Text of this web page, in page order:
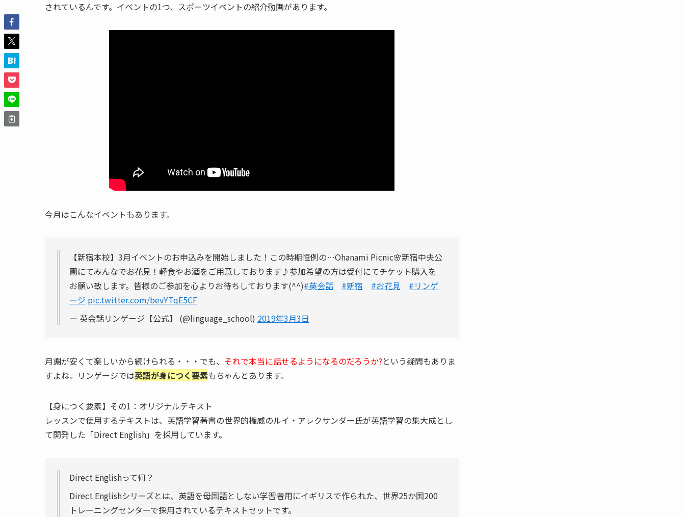
されているんです。イベントの1つ、スポーツイベントの紹介動画があります。
今月はこんなイベントもあります。
【新宿本校】3月イベントのお申込みを開始しました！この時期恒例の…Ohanami Picnic🌸新宿中央公
園にてみんなでお花見！軽食やお酒をご用意しております♪参加希望の方は受付にてチケット購入を
お願い致します。皆様のご参加を心よりお待ちしております(^^)#英会話 #新宿 #お花見
#リンゲ
ージ pic.twitter.com/bevYTqE5CF
— 英会話リンゲージ【公式】 (@linguage_school) 2019年3月3日
月謝が安くて楽しいから続けられる・・・でも、 それで本当に話せるようになるのだろうか?という疑問もありま
すよね。リンゲージでは英語が身につく要素もちゃんとあります。
【身につく要素】その1：オリジナルテキスト
レッスンで使用するテキストは、英語学習著書の世界的権威のルイ・アレクサンダー氏が英語学習の集大成とし
て開発した「Direct English」を採用しています。
Direct Englishって何？
Direct Englishシリーズとは、英語を母国語としない学習者用にイギリスで作られた、世界25か国200
トレーニングセンターで採用されているテキストセットです。